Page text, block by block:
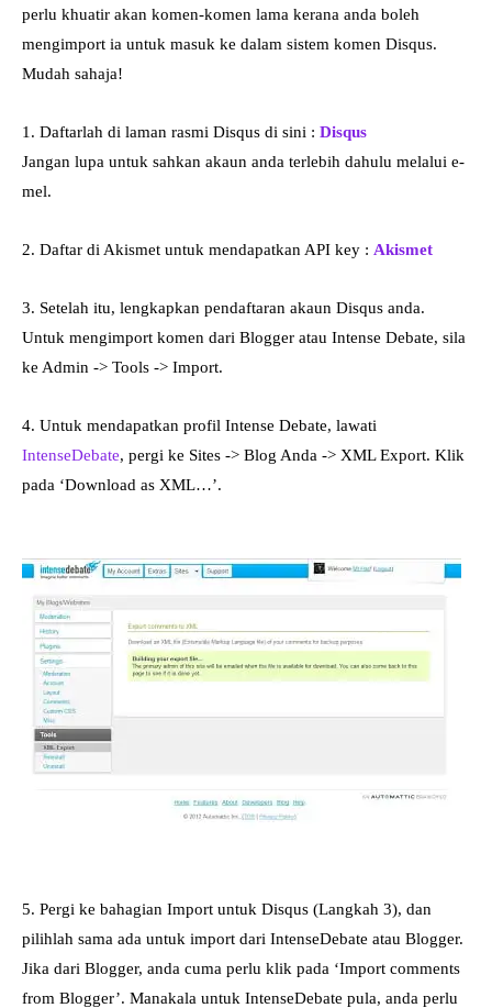
perlu khuatir akan komen-komen lama kerana anda boleh
mengimport ia untuk masuk ke dalam sistem komen Disqus.
Mudah sahaja!
1. Daftarlah di laman rasmi Disqus di sini : Disqus
Jangan lupa untuk sahkan akaun anda terlebih dahulu melalui e-
mel.
2. Daftar di Akismet untuk mendapatkan API key : Akismet
3. Setelah itu, lengkapkan pendaftaran akaun Disqus anda.
Untuk mengimport komen dari Blogger atau Intense Debate, sila
ke Admin -> Tools -> Import.
4. Untuk mendapatkan profil Intense Debate, lawati
IntenseDebate, pergi ke Sites -> Blog Anda -> XML Export. Klik
pada ‘Download as XML…’.
5. Pergi ke bahagian Import untuk Disqus (Langkah 3), dan
pilihlah sama ada untuk import dari IntenseDebate atau Blogger.
Jika dari Blogger, anda cuma perlu klik pada ‘Import comments
from Blogger’. Manakala untuk IntenseDebate pula, anda perlu